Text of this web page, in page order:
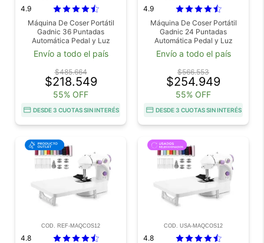
4.9
Máquina De Coser Portátil
Gadnic 36 Puntadas
Automática Pedal y Luz
Usado
Envío a todo el país
$485.664
$218.549
55% OFF
DESDE 3 CUOTAS SIN INTERÉS
4.9
Máquina De Coser Portátil
Gadnic 24 Puntadas
Automática Pedal y Luz
Outlet
Envío a todo el país
$566.553
$254.949
55% OFF
DESDE 3 CUOTAS SIN INTERÉS
COD. REF-MAQCOS12
4.8
COD. USA-MAQCOS12
4.8